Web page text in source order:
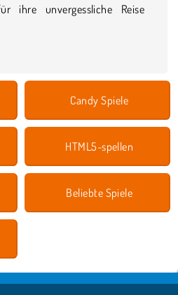
ihre unvergessliche Reise
Candy Spiele
HTML5-spellen
Beliebte Spiele